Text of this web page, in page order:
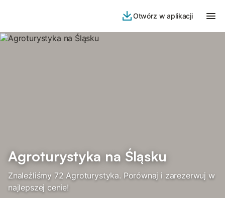
Otwórz w aplikacji
Agroturystyka na Śląsku
Znaleźliśmy 72 Agroturystyka. Porównaj i zarezerwuj w
najlepszej cenie!